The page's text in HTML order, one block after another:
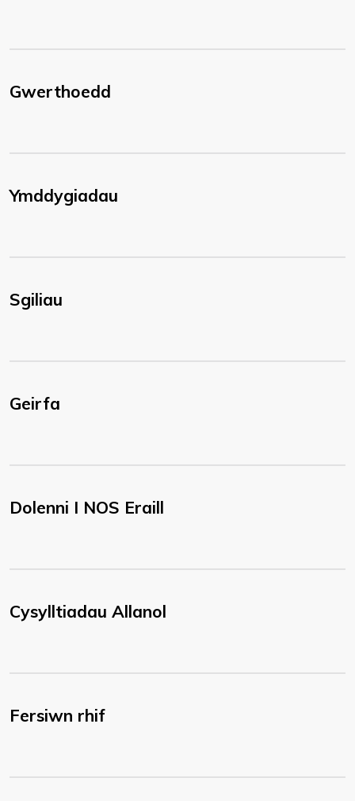
Gwerthoedd
Ymddygiadau
Sgiliau
Geirfa
Dolenni I NOS Eraill
Cysylltiadau Allanol
Fersiwn rhif